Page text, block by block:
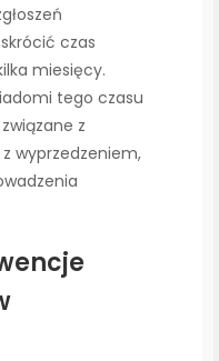
czas
miesięcy.
tego czasu
z
wyprzedzeniem,